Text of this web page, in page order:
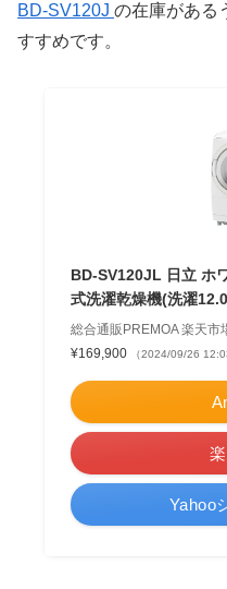
BD-SV120J の在庫がある
すすめです。
BD-SV120JL 日立 ホ
式洗濯乾燥機(洗濯
総合通販PREMOA 楽天市
¥169,900
（2024/09/26
Yahoo